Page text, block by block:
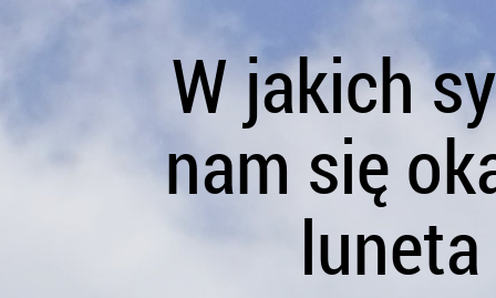
W jakich
nam się